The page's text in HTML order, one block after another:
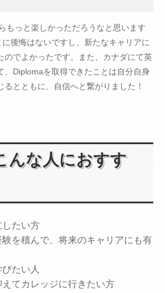
もっと楽しかっただろうなと思います
後悔はないですし、新たなキャリアに
のでよかったです。また、カナダにて英
、Diplomaを取得できたことは自分自身
とともに、自信へと繋がりました！
んな人におすす
したい方
を積んで、将来のキャリアにも有
たい人
えてカレッジに行きたい方